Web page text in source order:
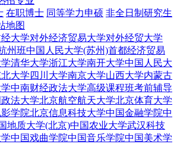
在职博士 同等学力申硕 非全日制研究生
地图
经大学对外经济贸易大学对外经贸大学
州班中国人民大学(苏州)首都经济贸易
清华大学浙江大学南开大学中国人民大
大学 四川大学南京大学山西大学内蒙古
中南财经政法大学高级课程班考前辅导
法大学北京航空航天大学北京体育大学
学院北京信息科技大学中国金融学院中
地质大学(北京)中国农业大学武汉科技
中国戏曲学院中国音乐学院中国美术学